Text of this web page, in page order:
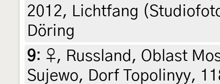
2012, Lichtfang
Döring
9: ♀, Russland, Oblast
Sujewo, Dorf Topolinyy,